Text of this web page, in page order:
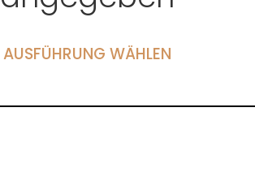
AUSFÜHRUNG WÄHLEN